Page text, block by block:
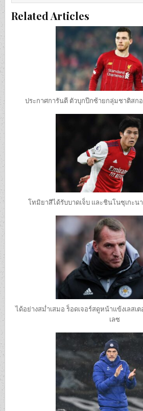
Related Articles
ประกาศการันตี ตัวบุกปีกซ้ายกลุ่มชาติส
โทมิยาสึได้รับบาดเจ็บ และชินโนซุเกะน
ได้อย่างสม่ำเสมอ ร็อดเจอร์สดูหน้าแข้งเลสเ
เลซ